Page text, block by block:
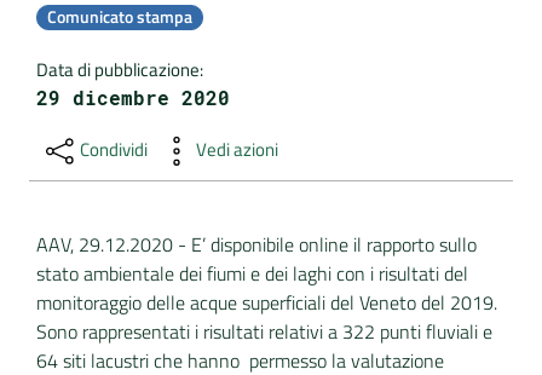
SERVIZI
DATI
AMBIENTALI
Seguici
su
Comunicato stampa
Data di pubblicazione:
29 dicembre 2020
Condividi Vedi azioni
AAV, 29.12.2020 - E’ disponibile online il rapporto sullo
stato ambientale dei fiumi e dei laghi con i risultati del
monitoraggio delle acque superficiali del Veneto del 2019.
Sono rappresentati i risultati relativi a 322 punti fluviali e
64 siti lacustri che hanno permesso la valutazione